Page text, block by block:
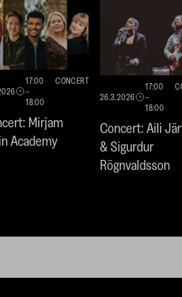
highlight
17:00
–
18:00
CONCERT
Mirjam
Academy
26.3.2026
17:00
–
18:00
Concert: Aili
& Sigurdur
Rögnvaldsson